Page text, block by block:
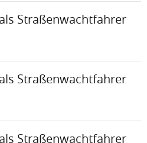
Straßenwachtfahrer
Straßenwachtfahrer
Straßenwachtfahrer